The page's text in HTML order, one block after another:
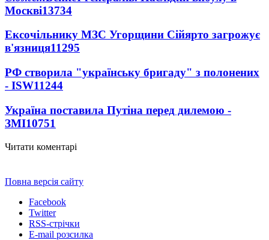
Москві13734
Ексочільнику МЗС Угорщини Сійярто загрожує
в'язниця11295
РФ створила "українську бригаду" з полонених
- ISW11244
Україна поставила Путіна перед дилемою -
ЗМІ10751
Читати коментарі
Повна версія сайту
Facebook
Twitter
RSS-стрічки
E-mail розсилка